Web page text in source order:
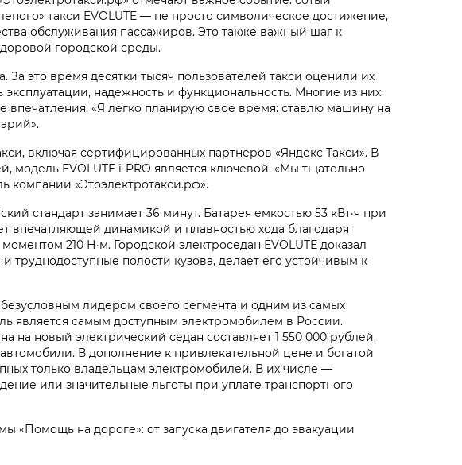
такси EVOLUTE — не просто символическое достижение,
обслуживания пассажиров. Это также важный шаг к
городской среды.
За это время десятки тысяч пользователей такси оценили их
надежность и функциональность. Многие из них
впечатления. «Я легко планирую свое время: ставлю машину на
включая сертифицированных партнеров «Яндекс Такси». В
модель EVOLUTE i‑PRO является ключевой. «Мы тщательно
компании «Этоэлектротакси.рф».
стандарт занимает 36 минут. Батарея емкостью 53 кВт·ч при
впечатляющей динамикой и плавностью хода благодаря
210 Н·м. Городской электроседан EVOLUTE доказал
труднодоступные полости кузова, делает его устойчивым к
лидером своего сегмента и одним из самых
является самым доступным электромобилем в России.
новый электрический седан составляет 1 550 000 рублей.
В дополнение к привлекательной цене и богатой
только владельцам электромобилей. В их числе —
или значительные льготы при уплате транспортного
«Помощь на дороге»: от запуска двигателя до эвакуации